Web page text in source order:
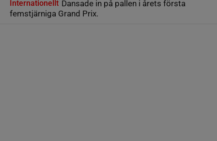
Internationellt Dansade in på pallen i årets första
femstjärniga Grand Prix.